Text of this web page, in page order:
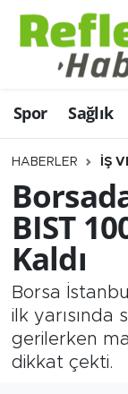
Spor Sağlık
HABERLER İŞ
BIST
Kaldı
Borsa
ilk yarısında
gerilerken
dikkat çekti.
Eğitim
Estetik
Güncel
İş ve
Moda-
Sağlık
Nöbetçi
Hava
Namaz
Trafik
Tüm
Son